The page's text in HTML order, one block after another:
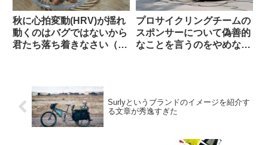
秋に心拍変動(HRV)が揺れ
動くのはバグではないから
君たち落ち着きなさい（海
プロサイクリングチームの
スポンサーについて偽善的
なことを言うのをやめなさ
Surlyというブランドのイメージを紹介す
る文章が秀逸すぎた